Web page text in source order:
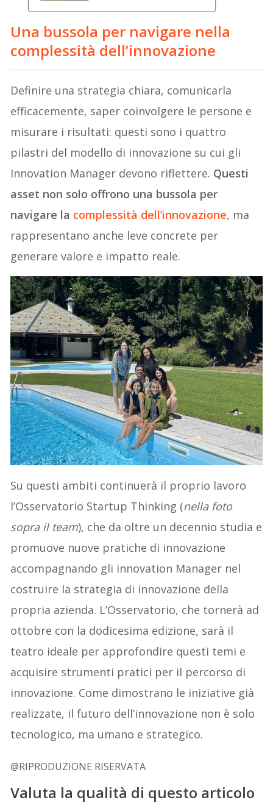
Una bussola per navigare nella
complessità dell’innovazione
Definire una strategia chiara, comunicarla
efficacemente, saper coinvolgere le persone e
misurare i risultati: questi sono i quattro
pilastri del modello di innovazione su cui gli
Innovation Manager devono riflettere. Questi
asset non solo offrono una bussola per
navigare la complessità dell’innovazione, ma
rappresentano anche leve concrete per
generare valore e impatto reale.
Su questi ambiti continuerà il proprio lavoro
l’Osservatorio Startup Thinking (nella foto
sopra il team), che da oltre un decennio studia e
promuove nuove pratiche di innovazione
accompagnando gli innovation Manager nel
costruire la strategia di innovazione della
propria azienda. L’Osservatorio, che tornerà ad
ottobre con la dodicesima edizione, sarà il
teatro ideale per approfondire questi temi e
acquisire strumenti pratici per il percorso di
innovazione. Come dimostrano le iniziative già
realizzate, il futuro dell’innovazione non è solo
tecnologico, ma umano e strategico.
@RIPRODUZIONE RISERVATA
Valuta la qualità di questo articolo